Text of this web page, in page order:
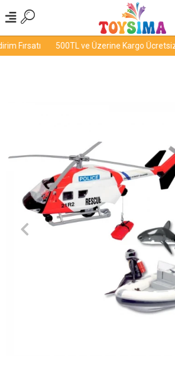
Fırsatı 500TL ve Üzerine Kargo Ücretsiz!